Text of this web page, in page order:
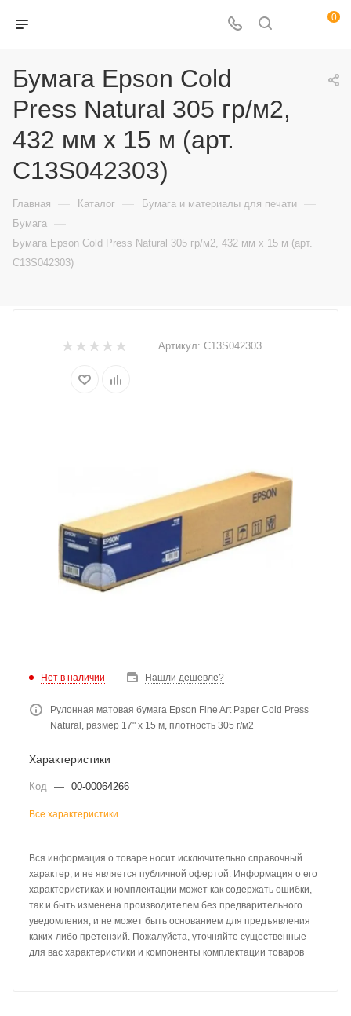
0
Бумага Epson Cold
Press Natural 305 гр/м2,
432 мм х 15 м (арт.
C13S042303)
Главная — Каталог — Бумага и материалы для печати —
Бумага —
Бумага Epson Cold Press Natural 305 гр/м2, 432 мм х 15 м (арт.
C13S042303)
Артикул: C13S042303
Нет в наличии Нашли дешевле?
Рулонная матовая бумага Epson Fine Art Paper Cold Press
Natural, размер 17" х 15 м, плотность 305 г/м2
Характеристики
Код — 00-00064266
Все характеристики
Вся информация о товаре носит исключительно справочный
характер, и не является публичной офертой. Информация о его
характеристиках и комплектации может как содержать ошибки,
так и быть изменена производителем без предварительного
уведомления, и не может быть основанием для предъявления
каких-либо претензий. Пожалуйста, уточняйте существенные
для вас характеристики и компоненты комплектации товаров